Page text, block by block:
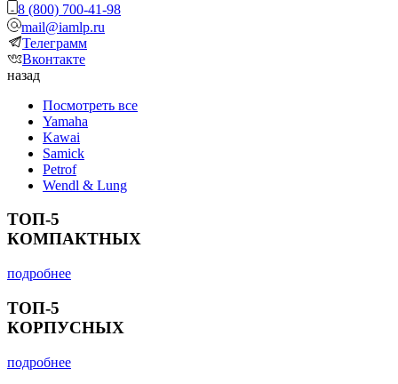
8 (800) 700-41-98
mail@iamlp.ru
Телеграмм
Вконтакте
назад
Посмотреть все
Yamaha
Kawai
Samick
Petrof
Wendl & Lung
ТОП-5
КОМПАКТНЫХ
подробнее
ТОП-5
КОРПУСНЫХ
подробнее